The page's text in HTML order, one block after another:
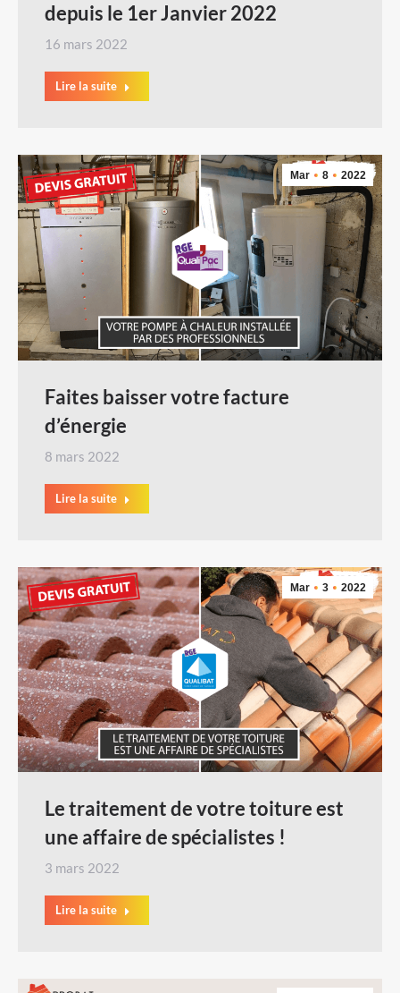
depuis le 1er Janvier 2022
16 mars 2022
Lire la suite
Mar 8 2022
Faites baisser votre facture
d’énergie
8 mars 2022
Lire la suite
Mar 3 2022
Le traitement de votre toiture est
une affaire de spécialistes !
3 mars 2022
Lire la suite